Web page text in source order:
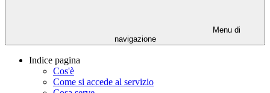
Menu di
navigazione
Indice pagina
Cos'è
Come si accede al servizio